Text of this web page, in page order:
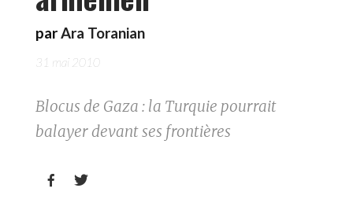
parAra Toranian
31 mai 2010
Blocus de Gaza : la Turquie pourrait
balayer devant ses frontières
 